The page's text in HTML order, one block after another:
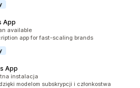
App
429
available
app for fast-scaling brands
App
894
instalacja
modelom subskrypcji i członkostwa